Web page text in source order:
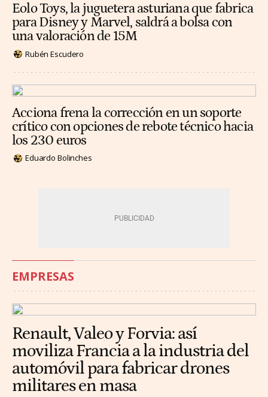
Eolo Toys, la juguetera asturiana que fabrica
para Disney y Marvel, saldrá a bolsa con
una valoración de 15M
Rubén Escudero
Acciona frena la corrección en un soporte
crítico con opciones de rebote técnico hacia
los 230 euros
Eduardo Bolinches
EMPRESAS
Renault, Valeo y Forvia: así
moviliza Francia a la industria del
automóvil para fabricar drones
militares en masa